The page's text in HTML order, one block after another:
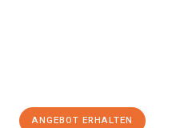
ANGEBOT ERHALTEN